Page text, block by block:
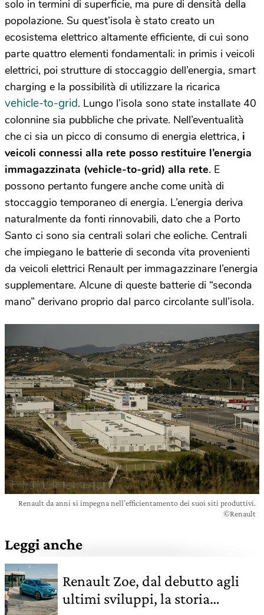
solo in termini di superficie, ma pure di densità della
popolazione. Su quest’isola è stato creato un
ecosistema elettrico altamente efficiente, di cui sono
parte quattro elementi fondamentali: in primis i veicoli
elettrici, poi strutture di stoccaggio dell’energia, smart
charging e la possibilità di utilizzare la ricarica
vehicle-to-grid. Lungo l’isola sono state installate 40
colonnine sia pubbliche che private. Nell’eventualità
che ci sia un picco di consumo di energia elettrica, i
veicoli connessi alla rete posso restituire l’energia
immagazzinata (vehicle-to-grid) alla rete. E
possono pertanto fungere anche come unità di
stoccaggio temporaneo di energia. L’energia deriva
naturalmente da fonti rinnovabili, dato che a Porto
Santo ci sono sia centrali solari che eoliche. Centrali
che impiegano le batterie di seconda vita provenienti
da veicoli elettrici Renault per immagazzinare l’energia
supplementare. Alcune di queste batterie di “seconda
mano” derivano proprio dal parco circolante sull’isola.
Renault da anni si impegna nell’efficientamento dei suoi siti produttivi.
©Renault
Leggi anche
Renault Zoe, dal debutto agli
ultimi sviluppi, la storia